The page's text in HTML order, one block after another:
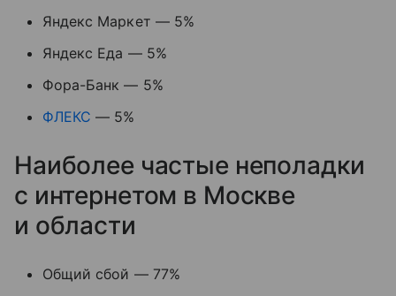
Яндекс Маркет — 5%
Яндекс Еда — 5%
Фора-Банк — 5%
ФЛЕКС — 5%
Наиболее частые неполадки
с интернетом в Москве
и области
Общий сбой — 77%